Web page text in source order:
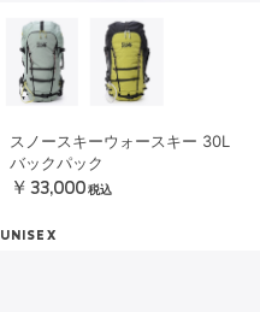
スノースキーウォースキー 30L
バックパック
￥33,000 税込
UNISEX